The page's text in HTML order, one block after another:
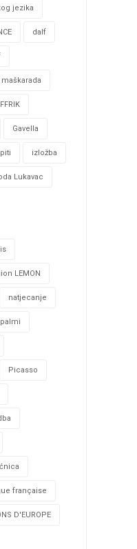
jezika
dalf
FFRIK
Gavella
izložba
Lukavac
LEMON
natjecanje
Picasso
française
D'EUROPE